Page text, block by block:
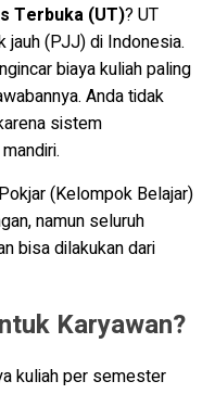
Terbuka (UT)? UT
jauh (PJJ) di Indonesia.
biaya kuliah paling
Anda tidak
sistem
(Kelompok Belajar)
namun seluruh
bisa dilakukan dari
Karyawan?
kuliah per semester